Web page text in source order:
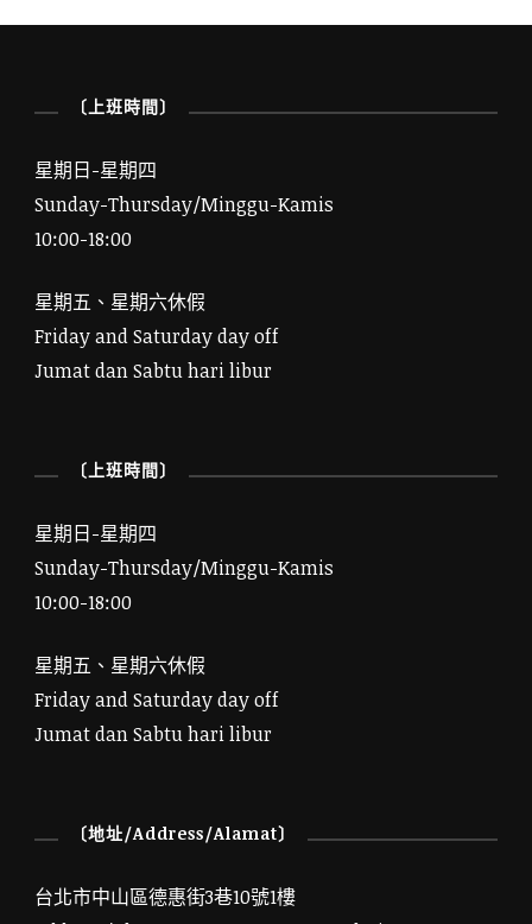
〔上班時間〕
星期日-星期四
Sunday-Thursday/Minggu-Kamis
10:00-18:00
星期五、星期六休假
Friday and Saturday day off
Jumat dan Sabtu hari libur
〔上班時間〕
星期日-星期四
Sunday-Thursday/Minggu-Kamis
10:00-18:00
星期五、星期六休假
Friday and Saturday day off
Jumat dan Sabtu hari libur
〔地址/Address/Alamat〕
台北市中山區德惠街3巷10號1樓